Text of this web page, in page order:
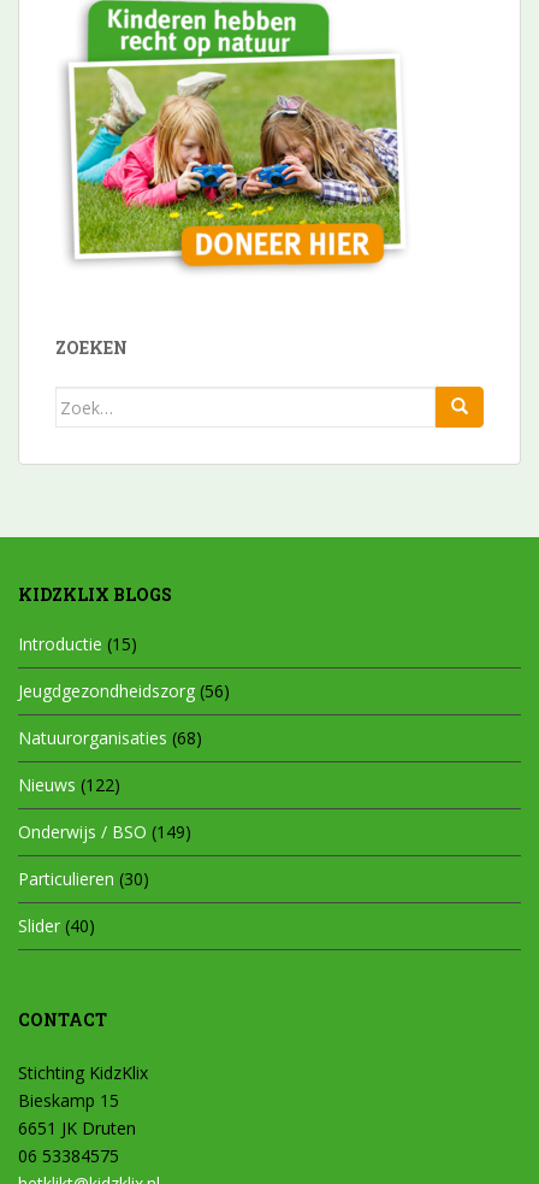
ZOEKEN
Zoek
KIDZKLIX BLOGS
Introductie (15)
Jeugdgezondheidszorg (56)
Natuurorganisaties (68)
Nieuws (122)
Onderwijs / BSO (149)
Particulieren (30)
Slider (40)
CONTACT
Stichting KidzKlix
Bieskamp 15
6651 JK Druten
06 53384575